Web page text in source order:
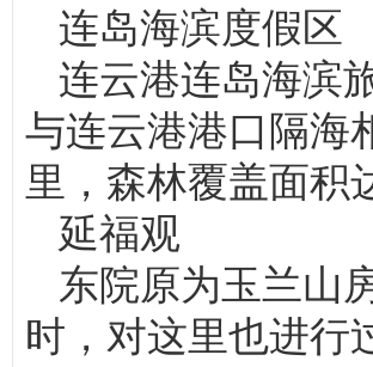
连岛海滨度假区
连云港连岛海滨
与连云港港口隔海
里，森林覆盖面积
延福观
东院原为玉兰山
时，对这里也进行